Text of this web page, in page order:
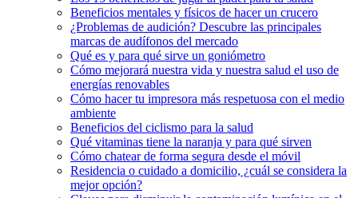
Beneficios mentales y físicos de hacer un crucero
¿Problemas de audición? Descubre las principales
marcas de audífonos del mercado
Qué es y para qué sirve un goniómetro
Cómo mejorará nuestra vida y nuestra salud el uso de
energías renovables
Cómo hacer tu impresora más respetuosa con el medio
ambiente
Beneficios del ciclismo para la salud
Qué vitaminas tiene la naranja y para qué sirven
Cómo chatear de forma segura desde el móvil
Residencia o cuidado a domicilio, ¿cuál se considera la
mejor opción?